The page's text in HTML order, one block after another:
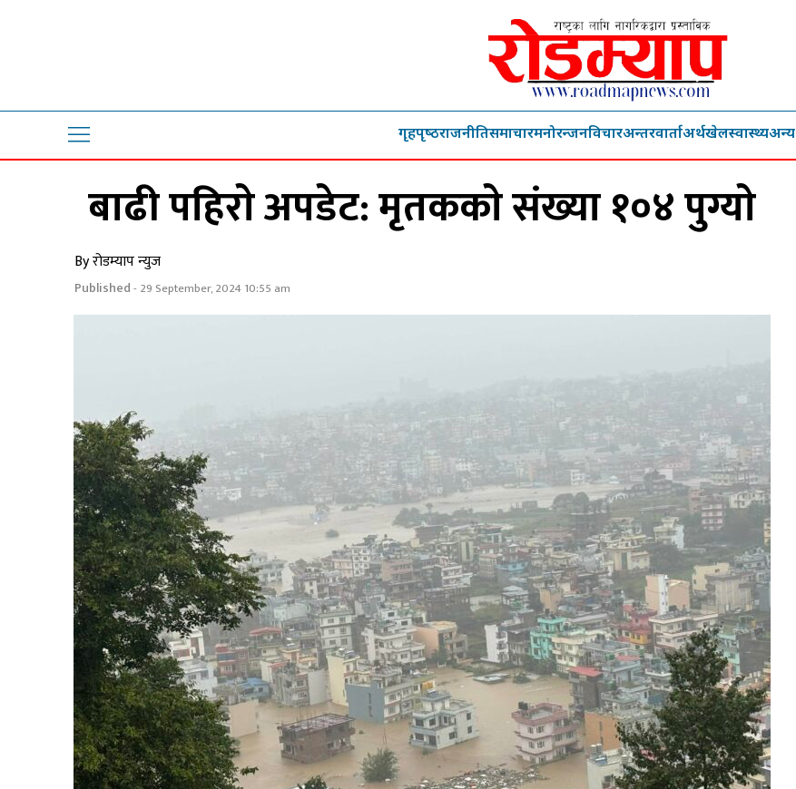
गृहपृष्‍ठराजनीतिसमाचारमनोरन्जनविचारअन्तरवार्ताअर्थखेलस्वास्थ्यअन्य
बाढी पहिराे अपडेट: मृतककाे संख्या १०४ पुग्याे
By रोडम्याप न्युज
Published- 29 September, 2024 10:55 am